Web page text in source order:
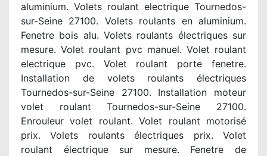
aluminium. Volets roulant electrique Tournedos-
sur-Seine 27100. Volets roulants en aluminium.
Fenetre bois alu. Volets roulants électriques sur
mesure. Volet roulant pvc manuel. Volet roulant
electrique pvc. Volet roulant porte fenetre.
Installation de volets roulants électriques
Tournedos-sur-Seine 27100. Installation moteur
volet roulant Tournedos-sur-Seine 27100.
Enrouleur volet roulant. Volet roulant motorisé
prix. Volets roulants électriques prix. Volet
roulant électrique sur mesure. Fenetre de